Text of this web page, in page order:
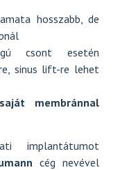
hosszabb, de
csont esetén
sinus lift-re lehet
membránnal
implantátumot
cég nevével